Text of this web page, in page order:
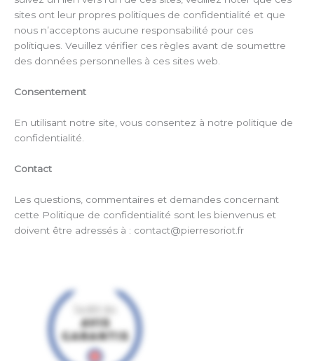
sites ont leur propres politiques de confidentialité et que
nous n’acceptons aucune responsabilité pour ces
politiques. Veuillez vérifier ces règles avant de soumettre
des données personnelles à ces sites web.
Consentement
En utilisant notre site, vous consentez à notre politique de
confidentialité.
Contact
Les questions, commentaires et demandes concernant
cette Politique de confidentialité sont les bienvenus et
doivent être adressés à : contact@pierresoriot.fr